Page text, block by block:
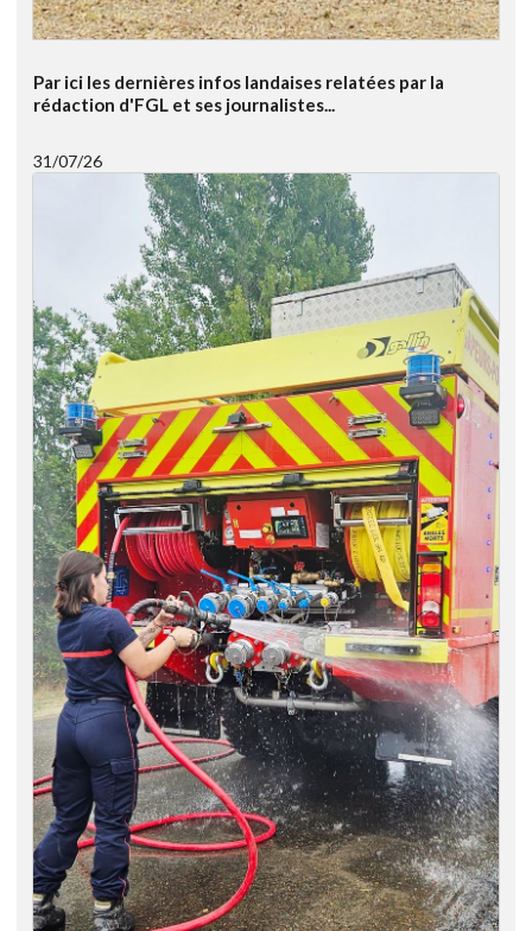
Par ici les dernières infos landaises relatées par la
rédaction d'FGL et ses journalistes...
31/07/26